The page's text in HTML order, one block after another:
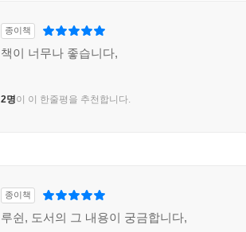
종이책
책이 너무나 좋습니다,
2명이 이 한줄평을 추천합니다.
종이책
루쉰, 도서의 그 내용이 궁금합니다,